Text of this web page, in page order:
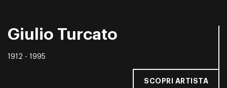
Giulio Turcato
1912 - 1995
SCOPRI ARTISTA